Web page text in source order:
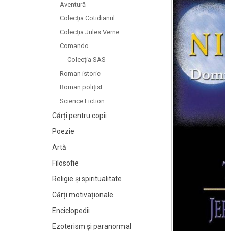
Aventură
Colecția Cotidianul
Colecția Jules Verne
Comando
Colecția SAS
Roman istoric
Roman polițist
Science Fiction
Cărți pentru copii
Poezie
Artă
Filosofie
Religie și spiritualitate
Cărți motivaționale
Enciclopedii
Ezoterism și paranormal